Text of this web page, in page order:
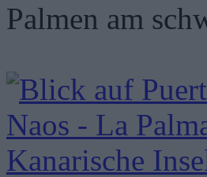
Palmen am